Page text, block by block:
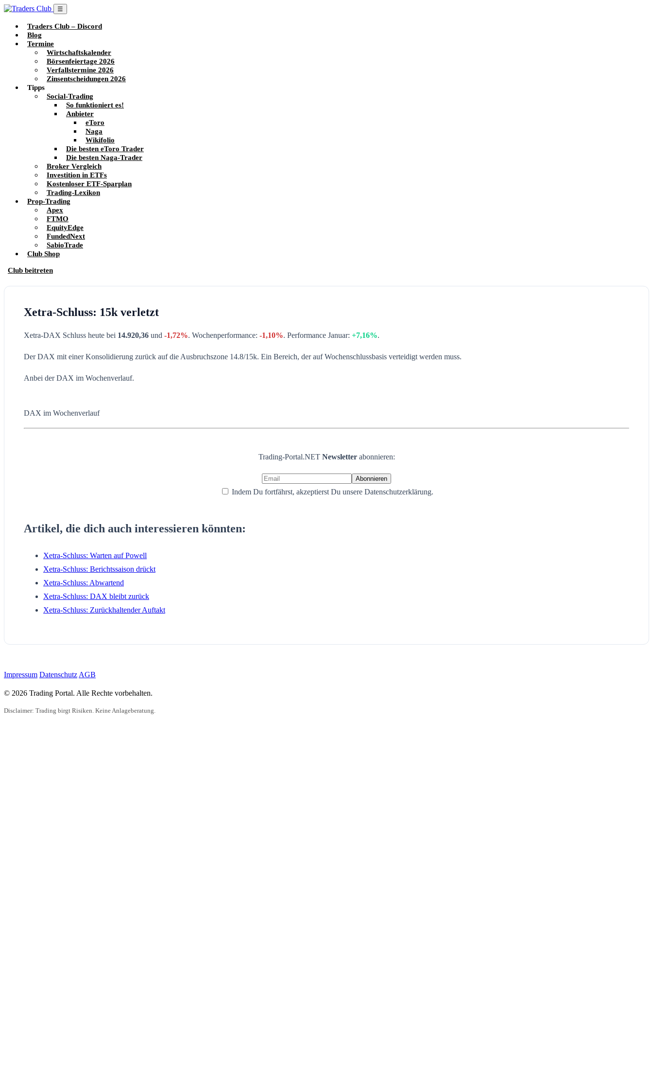
☰
Traders Club – Discord
Blog
Termine
Wirtschaftskalender
Börsenfeiertage 2026
Verfallstermine 2026
Zinsentscheidungen 2026
Tipps
Social-Trading
So funktioniert es!
Anbieter
eToro
Naga
Wikifolio
Die besten eToro Trader
Die besten Naga-Trader
Broker Vergleich
Investition in ETFs
Kostenloser ETF-Sparplan
Trading-Lexikon
Prop-Trading
Apex
FTMO
EquityEdge
FundedNext
SabioTrade
Club Shop
Club beitreten
Xetra-Schluss: 15k verletzt
Xetra-DAX Schluss heute bei 14.920,36 und -1,72%. Wochenperformance: -1,10%. Performance Januar: +7,16%.
Der DAX mit einer Konsolidierung zurück auf die Ausbruchszone 14.8/15k. Ein Bereich, der auf Wochenschlussbasis verteidigt werden muss.
Anbei der DAX im Wochenverlauf.
DAX im Wochenverlauf
Trading-Portal.NET Newsletter abonnieren:
Indem Du fortfährst, akzeptierst Du unsere Datenschutzerklärung.
Artikel, die dich auch interessieren könnten:
Xetra-Schluss: Warten auf Powell
Xetra-Schluss: Berichtssaison drückt
Xetra-Schluss: Abwartend
Xetra-Schluss: DAX bleibt zurück
Xetra-Schluss: Zurückhaltender Auftakt
Impressum Datenschutz AGB
© 2026 Trading Portal. Alle Rechte vorbehalten.
Disclaimer: Trading birgt Risiken. Keine Anlageberatung.